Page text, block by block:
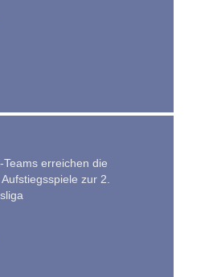
Teams erreichen die
zur 2.